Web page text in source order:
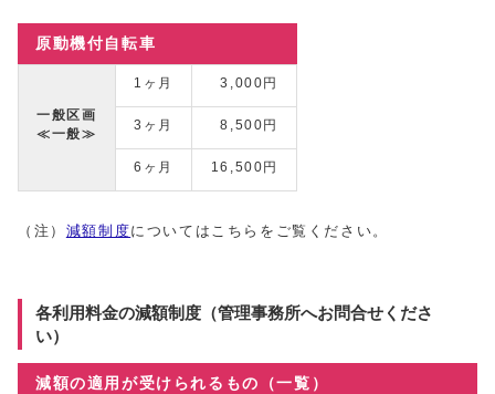
原動機付自転車
一般区画
≪一般≫
1ヶ月 3,000円
3ヶ月 8,500円
6ヶ月 16,500円
（注） 減額制度についてはこちらをご覧ください。
各利用料金の減額制度（管理事務所へお問合せくださ
い）
減額の適用が受けられるもの（一覧）